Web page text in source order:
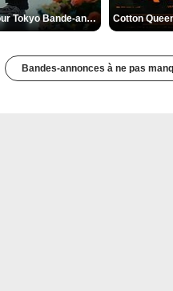
Des Fleurs pour Tokyo Bande-annonce VO STFR
Bandes-annonces à ne pas